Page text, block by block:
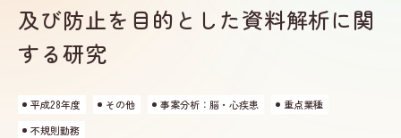
及び防止を目的とした資料解析に関
する研究
平成28年度 その他 事案分析：脳・心疾患
重点業種
不規則勤務